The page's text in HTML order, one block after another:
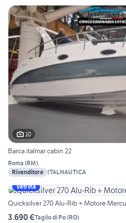
10
Barca italmar cabin 22
Roma (RM)
Rivenditore ITALNAUTICA
Vetrina
Quicksilver 270 Alu-Rib + Motore
3.690 €Taglio di Po(RO)